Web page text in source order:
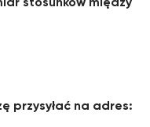
stosunków między
przysyłać na adres: